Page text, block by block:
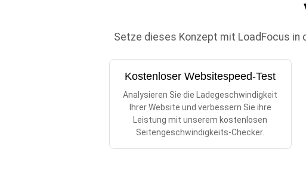
Setze dieses Konzept mit LoadFocus
Kostenloser Websitespeed-Test
Analysieren Sie die Ladegeschwindigkeit
Ihrer Website und verbessern Sie ihre
Leistung mit unserem kostenlosen
Seitengeschwindigkeits-Checker.